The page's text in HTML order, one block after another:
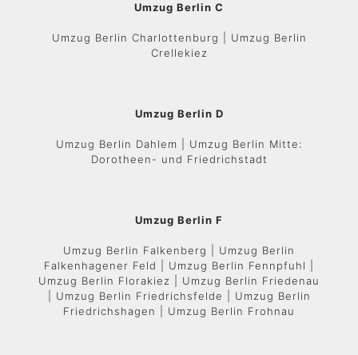
Umzug Berlin C
Umzug Berlin Charlottenburg | Umzug Berlin
Crellekiez
Umzug Berlin D
Umzug Berlin Dahlem | Umzug Berlin Mitte:
Dorotheen- und Friedrichstadt
Umzug Berlin F
Umzug Berlin Falkenberg | Umzug Berlin
Falkenhagener Feld | Umzug Berlin Fennpfuhl |
Umzug Berlin Florakiez | Umzug Berlin Friedenau
| Umzug Berlin Friedrichsfelde | Umzug Berlin
Friedrichshagen | Umzug Berlin Frohnau